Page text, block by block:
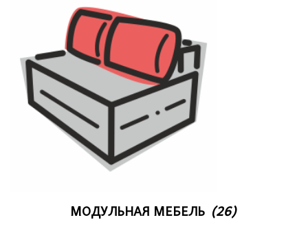
МОДУЛЬНАЯ МЕБЕЛЬ (26)